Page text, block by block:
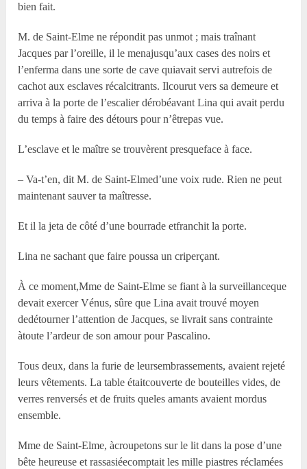
bien fait.
M. de Saint-Elme ne répondit pas unmot ; mais traînant
Jacques par l’oreille, il le menajusqu’aux cases des noirs et
l’enferma dans une sorte de cave quiavait servi autrefois de
cachot aux esclaves récalcitrants. Ilcourut vers sa demeure et
arriva à la porte de l’escalier dérobéavant Lina qui avait perdu
du temps à faire des détours pour n’êtrepas vue.
L’esclave et le maître se trouvèrent presqueface à face.
– Va-t’en, dit M. de Saint-Elmed’une voix rude. Rien ne peut
maintenant sauver ta maîtresse.
Et il la jeta de côté d’une bourrade etfranchit la porte.
Lina ne sachant que faire poussa un criperçant.
À ce moment,Mme de Saint-Elme se fiant à la surveillanceque
devait exercer Vénus, sûre que Lina avait trouvé moyen
dedétourner l’attention de Jacques, se livrait sans contrainte
àtoute l’ardeur de son amour pour Pascalino.
Tous deux, dans la furie de leursembrassements, avaient rejeté
leurs vêtements. La table étaitcouverte de bouteilles vides, de
verres renversés et de fruits queles amants avaient mordus
ensemble.
Mme de Saint-Elme, àcroupetons sur le lit dans la pose d’une
bête heureuse et rassasiéecomptait les mille piastres réclamées